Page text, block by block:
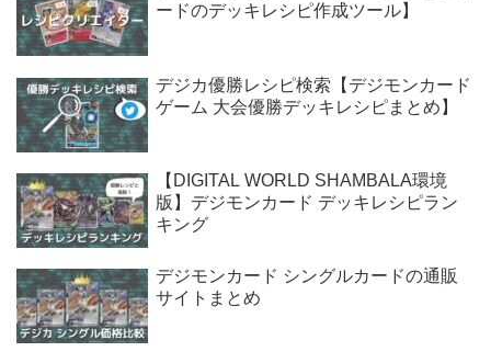
ードのデッキレシピ作成ツール】
デジカ優勝レシピ検索【デジモンカード
ゲーム 大会優勝デッキレシピまとめ】
【DIGITAL WORLD SHAMBALA環境
版】デジモンカード デッキレシピラン
キング
デジモンカード シングルカードの通販
サイトまとめ